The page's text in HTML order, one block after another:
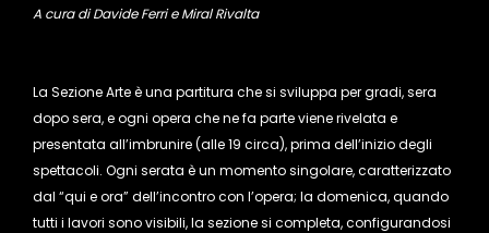
A cura di Davide Ferri e Miral Rivalta
La Sezione Arte è una partitura che si sviluppa per gradi, sera
dopo sera, e ogni opera che ne fa parte viene rivelata e
presentata all’imbrunire (alle 19 circa), prima dell’inizio degli
spettacoli. Ogni serata è un momento singolare, caratterizzato
dal “qui e ora” dell’incontro con l’opera; la domenica, quando
tutti i lavori sono visibili, la sezione si completa, configurandosi